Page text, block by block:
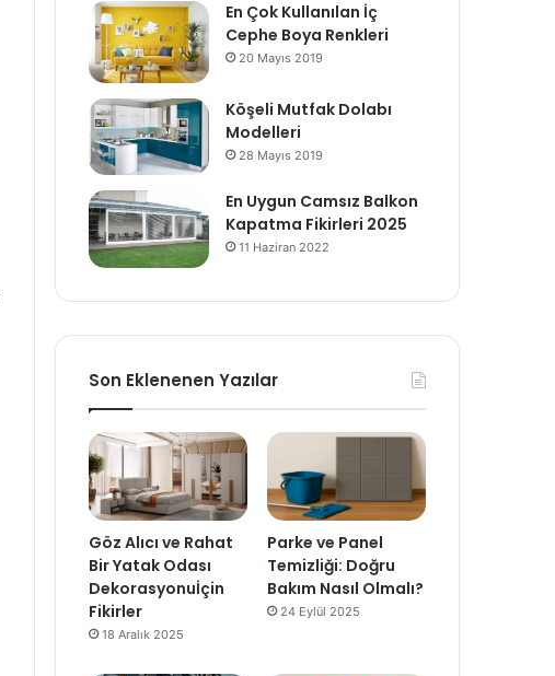
En Çok Kullanılan İç
Cephe Boya Renkleri
20 Mayıs 2019
Köşeli Mutfak Dolabı
Modelleri
28 Mayıs 2019
En Uygun Camsız Balkon
Kapatma Fikirleri 2025
11 Haziran 2022
Son Eklenenen Yazılar
Göz Alıcı ve Rahat
Bir Yatak Odası
Dekorasyonuİçin
Fikirler
18 Aralık 2025
Parke ve Panel
Temizliği: Doğru
Bakım Nasıl Olmalı?
24 Eylül 2025